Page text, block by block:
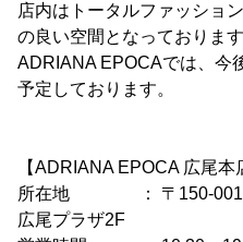
店内はトータルファッショ
の良い空間となっております
ADRIANA EPOCAでは、今
予定しております。
【ADRIANA EPOCA 広尾本
所在地 ： 〒150-0012
広尾プラザ2F